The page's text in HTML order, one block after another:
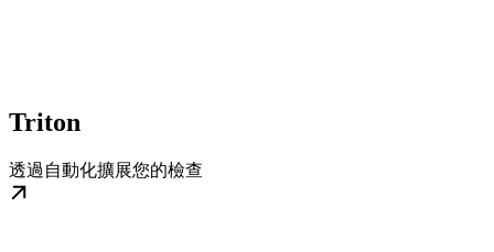
Triton
透過自動化擴展您的檢查